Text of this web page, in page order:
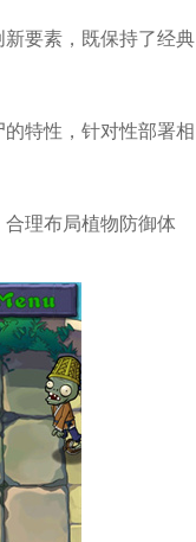
要素，既保持了经典
特性，针对性部署相
理布局植物防御体